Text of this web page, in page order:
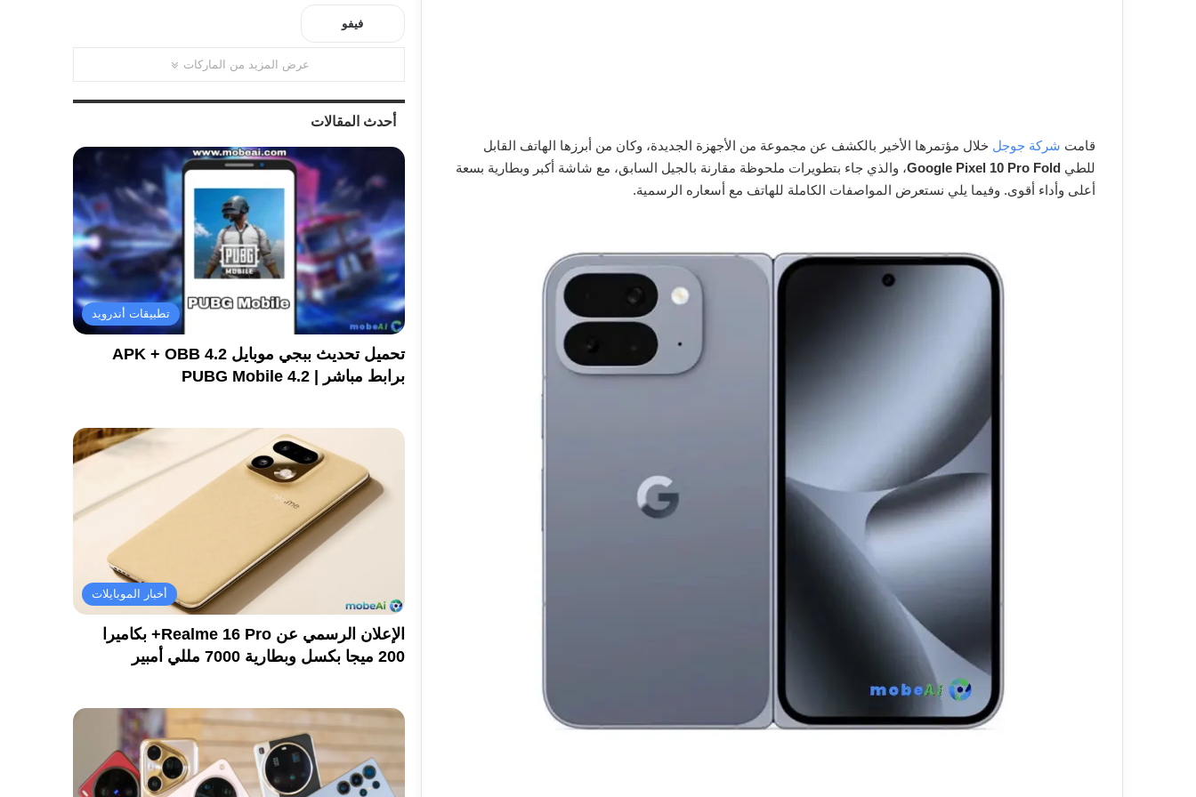
قامت شركة جوجل خلال مؤتمرها الأخير بالكشف عن مجموعة من الأجهزة الجديدة، وكان من أبرزها الهاتف القابل
للطي Google Pixel 10 Pro Fold، والذي جاء بتطويرات ملحوظة مقارنة بالجيل السابق، مع شاشة أكبر وبطارية بسعة
أعلى وأداء أقوى. وفيما يلي نستعرض المواصفات الكاملة للهاتف مع أسعاره الرسمية.
فيفو
عرض المزيد من الماركات
أحدث المقالات
تطبيقات أندرويد
تحميل تحديث ببجي موبايل 4.2 APK + OBB
برابط مباشر | PUBG Mobile 4.2
أخبار الموبايلات
الإعلان الرسمي عن Realme 16 Pro+ بكاميرا
200 ميجا بكسل وبطارية 7000 مللي أمبير